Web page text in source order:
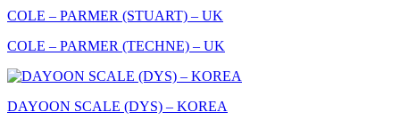
COLE – PARMER (STUART) – UK
COLE – PARMER (TECHNE) – UK
DAYOON SCALE (DYS) – KOREA